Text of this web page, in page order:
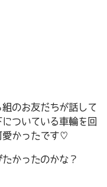
組のお友だちが話して
ついている車輪を回
愛かったです♡
かったのかな？